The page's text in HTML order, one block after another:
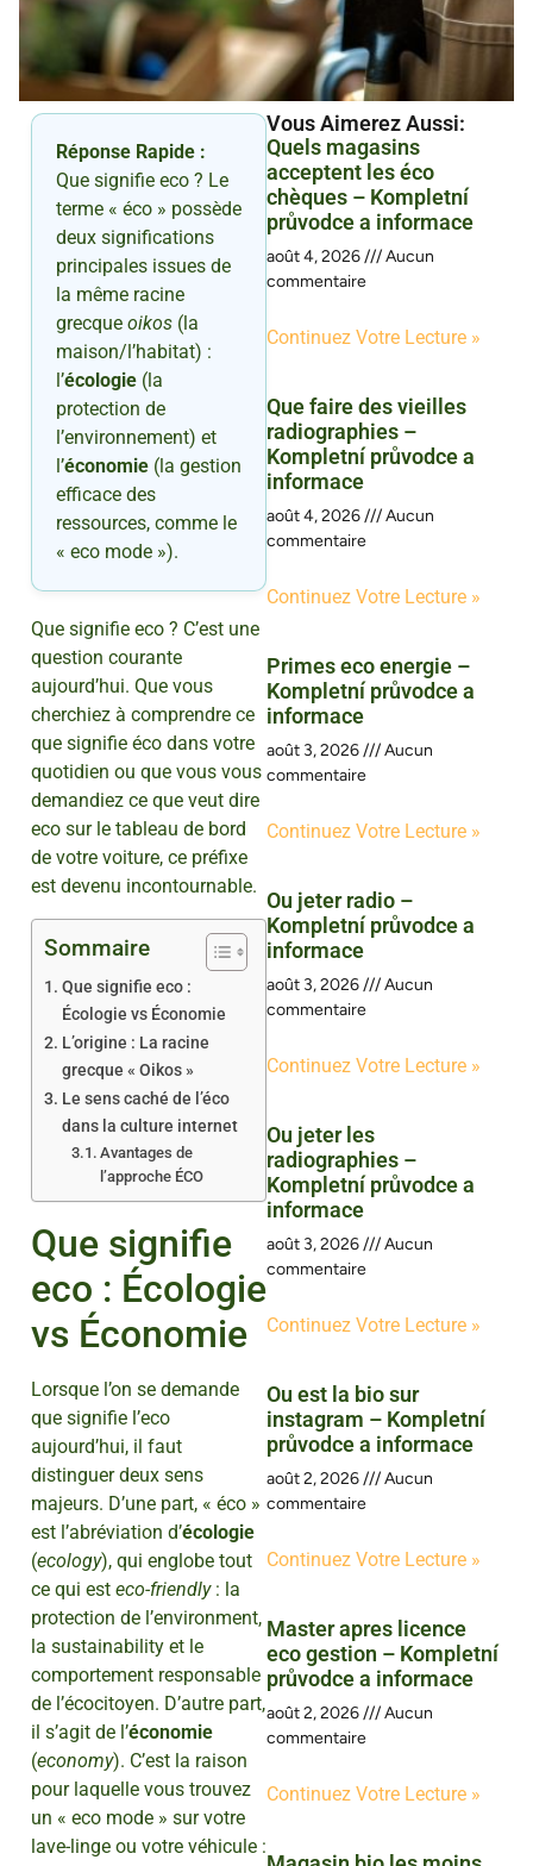
Réponse Rapide :
Que signifie eco ? Le
terme « éco » possède
deux significations
principales issues de
la même racine
grecque oikos (la
maison/l’habitat) :
l’écologie (la
protection de
l’environnement) et
l’économie (la gestion
efficace des
ressources, comme le
« eco mode »).
Que signifie eco ? C’est une
question courante
aujourd’hui. Que vous
cherchiez à comprendre ce
que signifie éco dans votre
quotidien ou que vous vous
demandiez ce que veut dire
eco sur le tableau de bord
de votre voiture, ce préfixe
est devenu incontournable.
Sommaire
Que signifie eco :
Écologie vs Économie
L’origine : La racine
grecque « Oikos »
Le sens caché de l’éco
dans la culture internet
Avantages de
l’approche ÉCO
Que signifie
eco : Écologie
vs Économie
Lorsque l’on se demande
que signifie l’eco
aujourd’hui, il faut
distinguer deux sens
majeurs. D’une part, « éco »
est l’abréviation d’écologie
(ecology), qui englobe tout
ce qui est eco-friendly: la
protection de l’environment,
la sustainability et le
comportement responsable
de l’écocitoyen. D’autre part,
il s’agit de l’économie
(economy). C’est la raison
pour laquelle vous trouvez
un « eco mode » sur votre
lave-linge ou votre véhicule :
Vous Aimerez Aussi :
Quels magasins
acceptent les éco
chèques – Kompletní
průvodce a informace
août 4, 2026
Aucun
commentaire
Continuez Votre Lecture »
Que faire des vieilles
radiographies –
Kompletní průvodce a
informace
août 4, 2026
Aucun
commentaire
Continuez Votre Lecture »
Primes eco energie –
Kompletní průvodce a
informace
août 3, 2026
Aucun
commentaire
Continuez Votre Lecture »
Ou jeter radio –
Kompletní průvodce a
informace
août 3, 2026
Aucun
commentaire
Continuez Votre Lecture »
Ou jeter les
radiographies –
Kompletní průvodce a
informace
août 3, 2026
Aucun
commentaire
Continuez Votre Lecture »
Ou est la bio sur
instagram – Kompletní
průvodce a informace
août 2, 2026
Aucun
commentaire
Continuez Votre Lecture »
Master apres licence
eco gestion – Kompletní
průvodce a informace
août 2, 2026
Aucun
commentaire
Continuez Votre Lecture »